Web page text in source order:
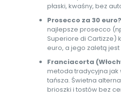
płaski, kwaśny, bez
Prosecco za 30 euro?
najlepsze prosecco
Superiore di Cartizze)
euro, a jego zaletą jest
Franciacorta
metoda tradycyjna jak
tańsza. Świetna
brioszki i tostów bez